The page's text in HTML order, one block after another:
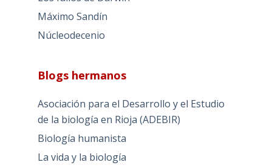
Máximo Sandín
Núcleodecenio
Blogs hermanos
Asociación para el Desarrollo y el Estudio
de la biología en Rioja (ADEBIR)
Biología humanista
La vida y la biología